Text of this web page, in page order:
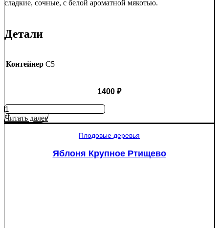
сладкие, сочные, с белой ароматной мякотью.
Детали
Контейнер C5
1400 ₽
Количество
товара
Яблоня
Читать далее
Плодовые деревья
Яблоня Крупное Ртищево